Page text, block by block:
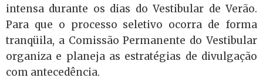
intensa durante os dias do Vestibular de Verão.
Para que o processo seletivo ocorra de forma
tranqüila, a Comissão Permanente do Vestibular
organiza e planeja as estratégias de divulgação
com antecedência.